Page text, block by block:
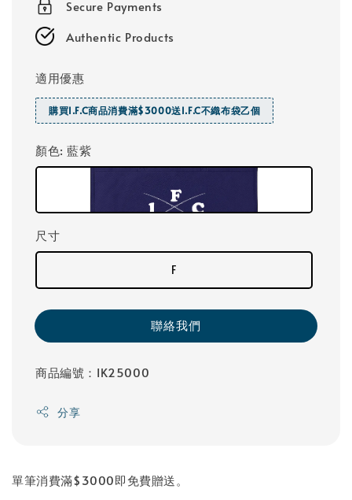
Secure Payments
Authentic Products
適用優惠
購買I.F.C商品消費滿$3000送I.F.C不織布袋乙個
顏色: 藍紫
尺寸
F
聯絡我們
商品編號：IK25000
分享
單筆消費滿$3000即免費贈送。